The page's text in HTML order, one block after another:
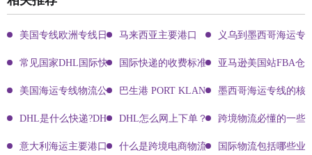
美国专线欧洲专线日本专线区别马来西亚主要港口 义乌到墨西哥海运专
常见国家DHL国际快递客服热线国际快递的收费标准!四大国际快递的尺寸重
亚马逊美国站FBA仓
美国海运专线物流公司有哪些?巴生港 PORT KLANG 墨西哥海运专线的核
DHL是什么快递?DHL国际快递介绍DHL怎么网上下单？DHL快递寄件有哪些方
跨境物流必懂的一些
意大利海运主要港口有哪些什么是跨境电商物流? 国际物流包括哪些业